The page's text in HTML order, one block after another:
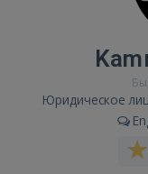
Юридическое